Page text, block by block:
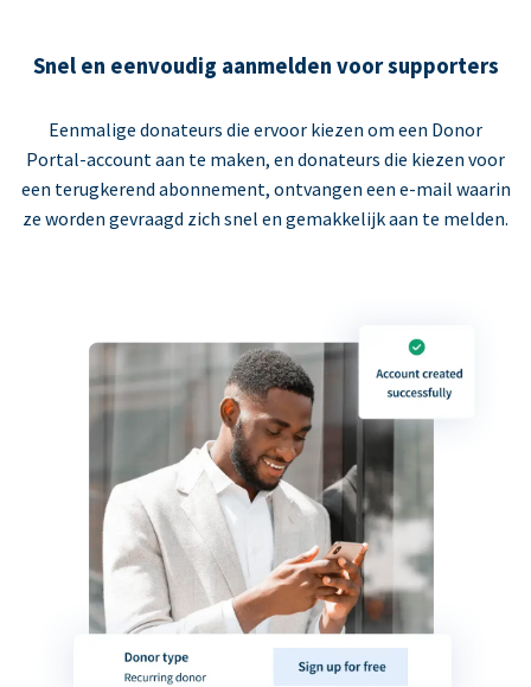
Snel en eenvoudig aanmelden voor supporters
Eenmalige donateurs die ervoor kiezen om een Donor
Portal-account aan te maken, en donateurs die kiezen voor
een terugkerend abonnement, ontvangen een e-mail waarin
ze worden gevraagd zich snel en gemakkelijk aan te melden.